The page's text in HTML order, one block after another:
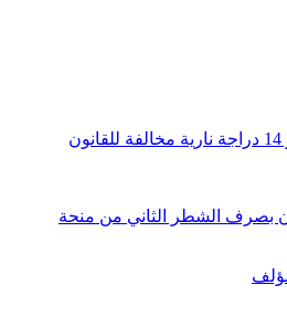
بصرف الشطر الثاني من منحة